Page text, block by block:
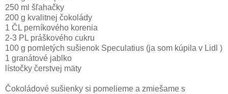
250 ml šľahačky
200 g kvalitnej čokolády
1 ČL perníkového korenia
2-3 PL práškového cukru
100 g pomletých sušienok Speculatius (ja som kúpila v Lidl )
1 granátové jablko
lístočky čerstvej mäty
Čokoládové sušienky si pomelieme a zmiešame s